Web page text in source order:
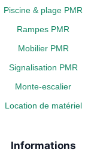
Piscine & plage PMR
Rampes PMR
Mobilier PMR
Signalisation PMR
Monte-escalier
Location de matériel
Informations